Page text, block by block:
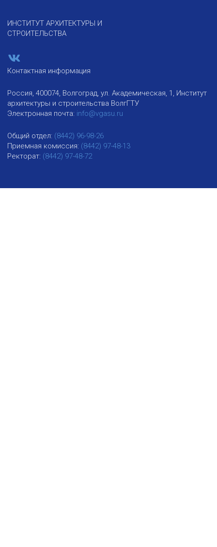
ИНСТИТУТ АРХИТЕКТУРЫ И
СТРОИТЕЛЬСТВА
Контактная информация
Россия, 400074, Волгоград, ул. Академическая, 1, Институт
архитектуры и строительства ВолгГТУ
Электронная почта: info@vgasu.ru
Общий отдел: (8442) 96-98-26
Приемная комиссия: (8442) 97-48-13
Ректорат: (8442) 97-48-72